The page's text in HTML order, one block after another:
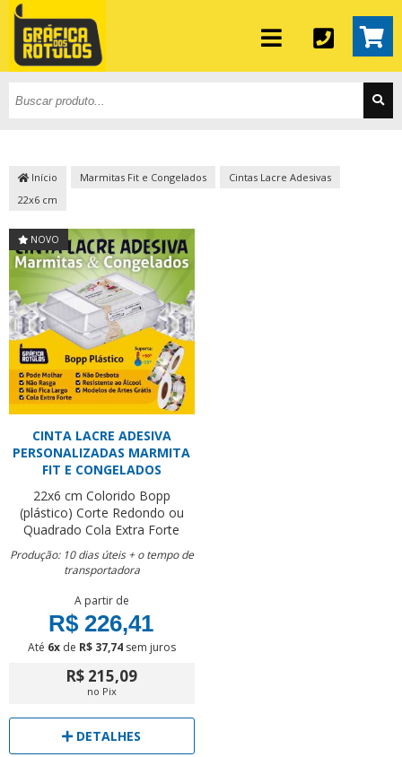
Início Marmitas Fit e Congelados
Cintas Lacre Adesivas
22x6 cm
NOVO
CINTA LACRE ADESIVA
PERSONALIZADAS MARMITA
FIT E CONGELADOS
22x6 cm Colorido Bopp
(plástico) Corte Redondo ou
Quadrado Cola Extra Forte
Produção: 10 dias úteis + o tempo de
transportadora
A partir de
R$ 226,41
Até 6xde R$ 37,74sem juros
R$ 215,09
no Pix
DETALHES